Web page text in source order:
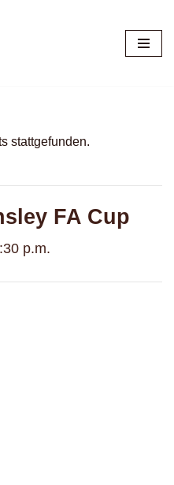
stattgefunden.
FA Cup
p.m.